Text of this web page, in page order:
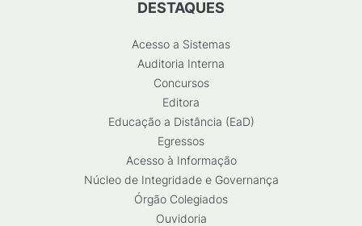
DESTAQUES
Acesso a Sistemas
Auditoria Interna
Concursos
Editora
Educação a Distância (EaD)
Egressos
Acesso à Informação
Núcleo de Integridade e Governança
Órgão Colegiados
Ouvidoria